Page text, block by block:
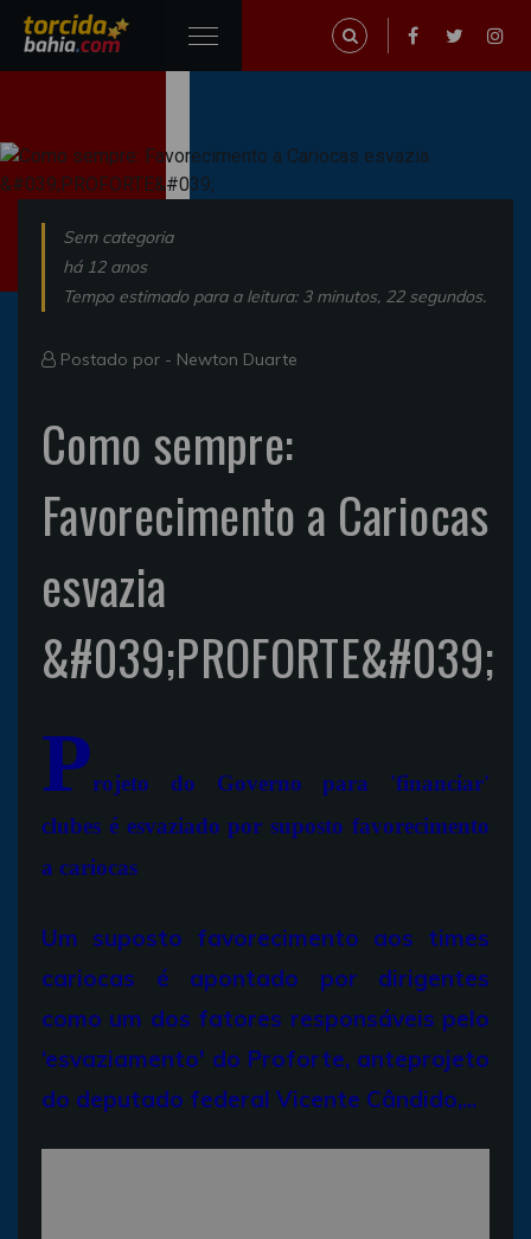
Sem categoria
há 12 anos
Tempo estimado para a leitura: 3 minutos, 22 segundos.
Postado por - Newton Duarte
Como sempre:
Favorecimento a Cariocas
esvazia
&#039;PROFORTE&#039;
Projeto do Governo para 'financiar'
clubes é esvaziado por suposto favorecimento
a cariocas
Um suposto favorecimento aos times
cariocas é apontado por dirigentes
como um dos fatores responsáveis pelo
‘esvaziamento' do Proforte, anteprojeto
do deputado federal Vicente Cândido,...